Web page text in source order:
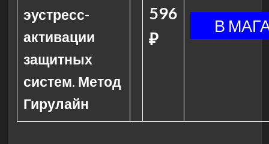
эустресс-
активации
защитных
систем. Метод
Гирулайн
596
₽